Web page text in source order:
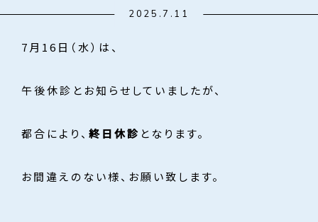
2025.7.11
7月16日（水）は、
午後休診とお知らせしていましたが、
都合により、 終日休診 となります。
お間違えのない様、お願い致します。